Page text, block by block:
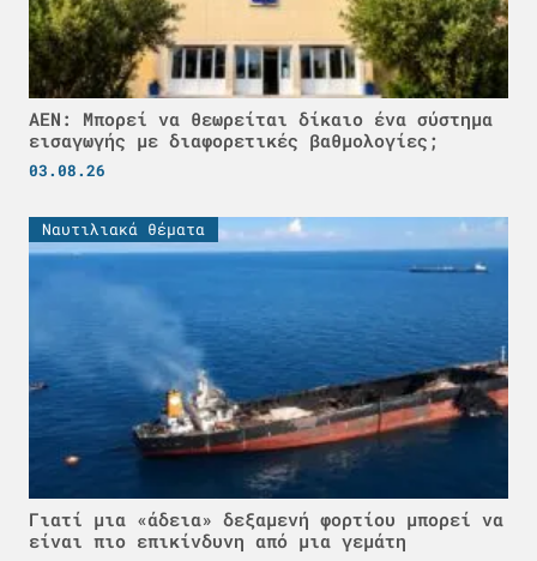
ΑΕΝ: Μπορεί να θεωρείται δίκαιο ένα σύστημα
εισαγωγής με διαφορετικές βαθμολογίες;
03.08.26
Ναυτιλιακά θέματα
Γιατί μια «άδεια» δεξαμενή φορτίου μπορεί να
είναι πιο επικίνδυνη από μια γεμάτη